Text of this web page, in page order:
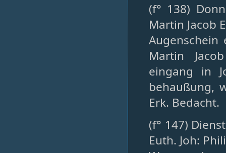
(f° 138)
Martin Jacob
Martin
eingang in
behaußung,
Erk. Bedacht.
(f° 147)
Euth. Joh: